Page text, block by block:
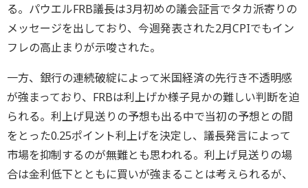
る。パウエルFRB議長は3月初めの議会証言でタカ派寄りの
メッセージを出しており、今週発表された2月CPIでもイン
フレの高止まりが示唆された。
一方、銀行の連続破綻によって米国経済の先行き不透明感
が強まっており、FRBは利上げか様子見かの難しい判断を迫
られる。利上げ見送りの予想も出る中で当初の予想との間
をとった0.25ポイント利上げを決定し、議長発言によって
市場を抑制するのが無難とも思われる。利上げ見送りの場
合は金利低下とともに買いが強まることは考えられるが、